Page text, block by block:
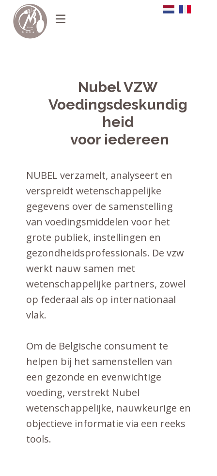
Nub​el VZW
Voedingsdeskundig
heid
voor iedereen
NUBEL verzamelt, analyseert en
verspreidt wetenschappelijke
gegevens over de samenstelling
van voedingsmiddelen voor het
grote publiek, instellingen en
gezondheidsprofessionals. De vzw
werkt nauw samen met
wetenschappelijke partners, zowel
op federaal als op internationaal
vlak.
Om de Belgische consument te
helpen bij het samenstellen van
een gezonde en evenwichtige
voeding, verstrekt Nubel
wetenschappelijke, nauwkeurige en
objectieve informatie via een reeks
tools.